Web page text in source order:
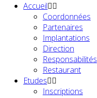
Accueil
Coordonnées
Partenaires
Implantations
Direction
Responsabilités
Restaurant
Etudes
Inscriptions